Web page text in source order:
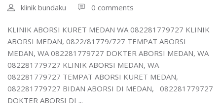
klinik bundaku 0 comments
KLINIK ABORSI KURET MEDAN WA 082281779727 KLINIK
ABORSI MEDAN, 0822/81779/727 TEMPAT ABORSI
MEDAN, WA 082281779727 DOKTER ABORSI MEDAN, WA
082281779727 KLINIK ABORSI MEDAN, WA
082281779727 TEMPAT ABORSI KURET MEDAN,
082281779727 BIDAN ABORSI DI MEDAN, 082281779727
DOKTER ABORSI DI ...
| ABORSI AMAN DI MEDAN
| WA 082281779727 TEMPAT KURET MEDAN
0822817797
| WA 082281779727BIDAN PRAKTEK MEDAN
JUAL OBAT ABORSI DI MEDAN
| TEMPAT ABORSI DI MEDAN
| HTTPS://WA.ME/6282281779727 WA 082-281-779-727 K
| WA 082281779727 KLINIK ABORSI KURET DI MEDAN
| WA 082281779727 TEMPAT ABORSI DI MEDAN
| WA 082281779727 BIDAN ABORSI DI MEDAN
| WA 082281779727 TEMPAT ABORSI MEDAN
| 0822-8177-9727 DOKTER ABORSI DI MEDAN
| WA 082281779727 TEMPAT ABORSI KURET DI MEDAN